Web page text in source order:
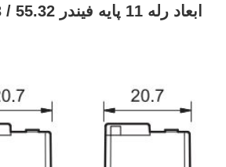
ابعاد رله 11 پایه فیندر 55.32 / 55.33 / 55.34